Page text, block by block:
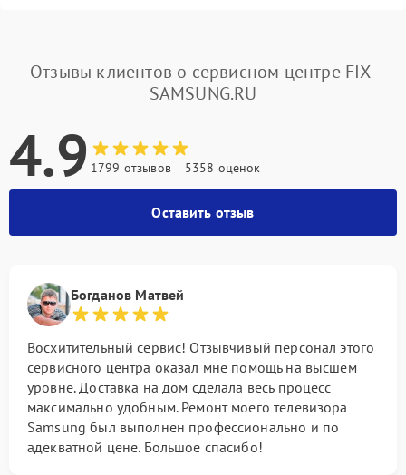
Отзывы клиентов о сервисном центре FIX-
SAMSUNG.RU
4.9 1799 отзывов 5358 оценок
Оставить отзыв
Богданов Матвей
Восхитительный сервис! Отзывчивый персонал этого
сервисного центра оказал мне помощь на высшем
уровне. Доставка на дом сделала весь процесс
максимально удобным. Ремонт моего телевизора
Samsung был выполнен профессионально и по
адекватной цене. Большое спасибо!